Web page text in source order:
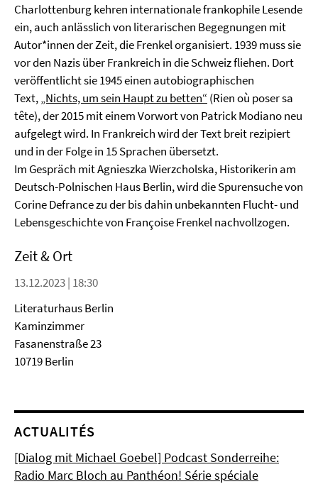
Charlottenburg kehren internationale frankophile Lesende
ein, auch anlässlich von literarischen Begegnungen mit
Autor*innen der Zeit, die Frenkel organisiert. 1939 muss sie
vor den Nazis über Frankreich in die Schweiz fliehen. Dort
veröffentlicht sie 1945 einen autobiographischen
Text,„Nichts, um sein Haupt zu betten“ (Rien où poser sa
tête), der 2015 mit einem Vorwort von Patrick Modiano neu
aufgelegt wird. In Frankreich wird der Text breit rezipiert
und in der Folge in 15 Sprachen übersetzt.
Im Gespräch mit Agnieszka Wierzcholska, Historikerin am
Deutsch-Polnischen Haus Berlin, wird die Spurensuche von
Corine Defrance zu der bis dahin unbekannten Flucht- und
Lebensgeschichte von Françoise Frenkel nachvollzogen.
Zeit & Ort
13.12.2023 | 18:30
Literaturhaus Berlin
Kaminzimmer
Fasanenstraße 23
10719 Berlin
ACTUALITÉS
[Dialog mit Michael Goebel] Podcast Sonderreihe:
Radio Marc Bloch au Panthéon! Série spéciale